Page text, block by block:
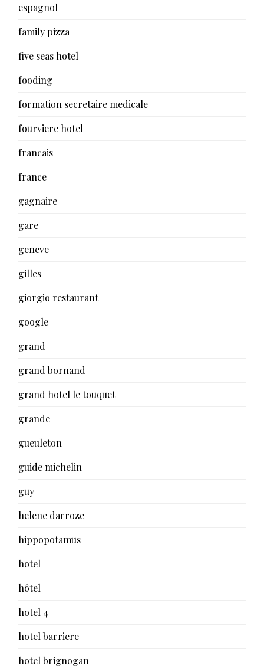
espagnol
family pizza
five seas hotel
fooding
formation secretaire medicale
fourviere hotel
francais
france
gagnaire
gare
geneve
gilles
giorgio restaurant
google
grand
grand bornand
grand hotel le touquet
grande
gueuleton
guide michelin
guy
helene darroze
hippopotamus
hotel
hôtel
hotel 4
hotel barriere
hotel brignogan